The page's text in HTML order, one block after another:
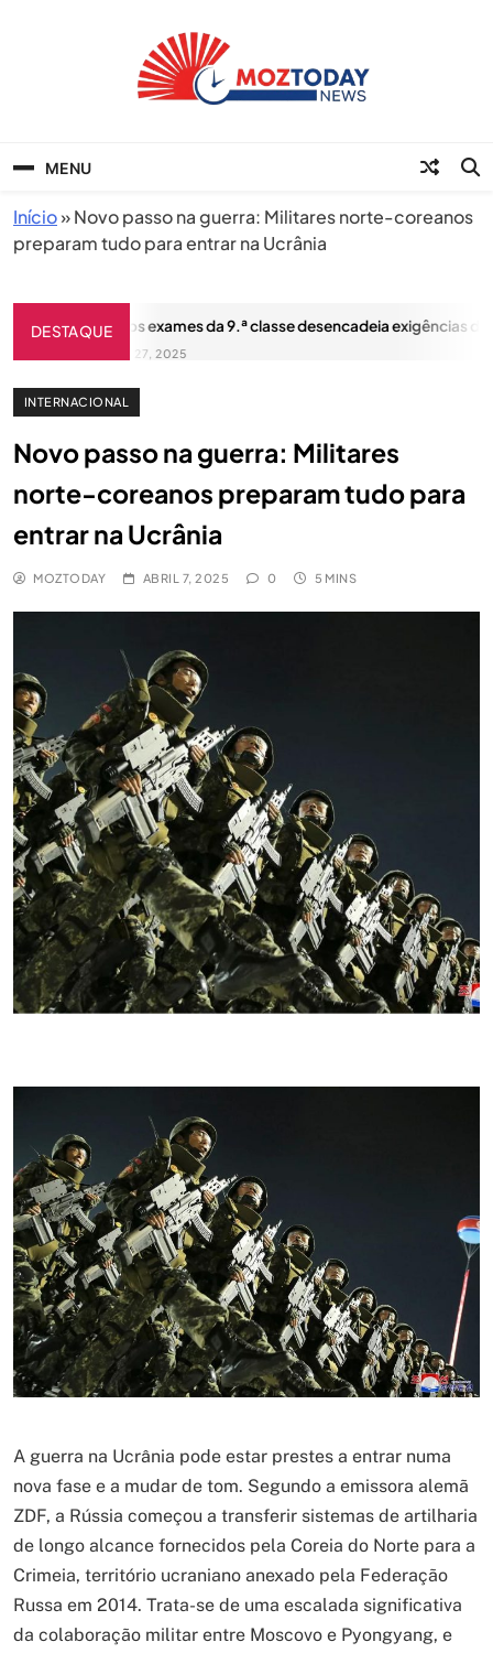
MENU
Início»Novo passo na guerra: Militares norte-coreanos
preparam tudo para entrar na Ucrânia
DESTAQUE
Escândalo dos exames da 9.ª classe desencadeia exigências de
NOVEMBRO 27, 2025
INTERNACIONAL
Novo passo na guerra: Militares
norte-coreanos preparam tudo para
entrar na Ucrânia
MOZTODAY ABRIL 7, 2025 0 5 MINS
A guerra na Ucrânia pode estar prestes a entrar numa
nova fase e a mudar de tom. Segundo a emissora alemã
ZDF, a Rússia começou a transferir sistemas de artilharia
de longo alcance fornecidos pela Coreia do Norte para a
Crimeia, território ucraniano anexado pela Federação
Russa em 2014. Trata-se de uma escalada significativa
da colaboração militar entre Moscovo e Pyongyang, e